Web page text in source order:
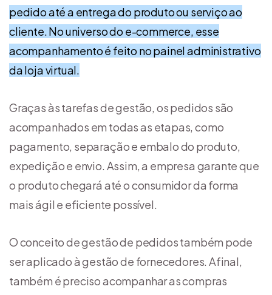
pedido até a entrega do produto ou serviço ao
cliente. No universo do e-commerce, esse
acompanhamento é feito no painel administrativo
da loja virtual.
Graças às tarefas de gestão, os pedidos são
acompanhados em todas as etapas, como
pagamento, separação e embalo do produto,
expedição e envio. Assim, a empresa garante que
o produto chegará até o consumidor da forma
mais ágil e eficiente possível.
O conceito de gestão de pedidos também pode
ser aplicado à gestão de fornecedores. Afinal,
também é preciso acompanhar as compras